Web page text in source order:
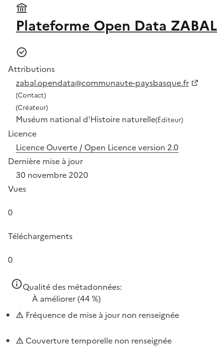
Plateforme Open Data ZABAL
Attributions
zabal.opendata@communaute-paysbasque.fr
(Contact)
(Créateur)
Muséum national d'Histoire naturelle(Éditeur)
Licence
Licence Ouverte / Open Licence version 2.0
Dernière mise à jour
30 novembre 2020
Vues
0
Téléchargements
0
Qualité des métadonnées:
À améliorer(44 %)
Fréquence de mise à jour non renseignée
Couverture temporelle non renseignée